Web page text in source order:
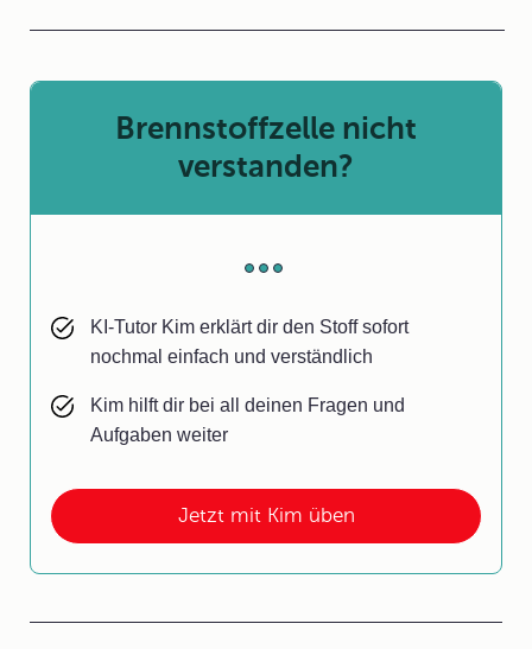
Jetzt mit Kim üben
Brennstoffzelle nicht
verstanden?
KI-Tutor Kim erklärt dir den Stoff sofort
nochmal einfach und verständlich
Kim hilft dir bei all deinen Fragen und
Aufgaben weiter